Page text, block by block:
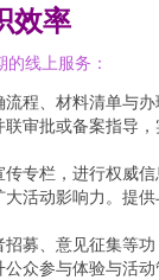
效率
线上服务：
流程、材料清单与办
审批或备案指导，
传专栏，进行权威信
活动影响力。提供
招募、意见征集等功
众参与体验与活动